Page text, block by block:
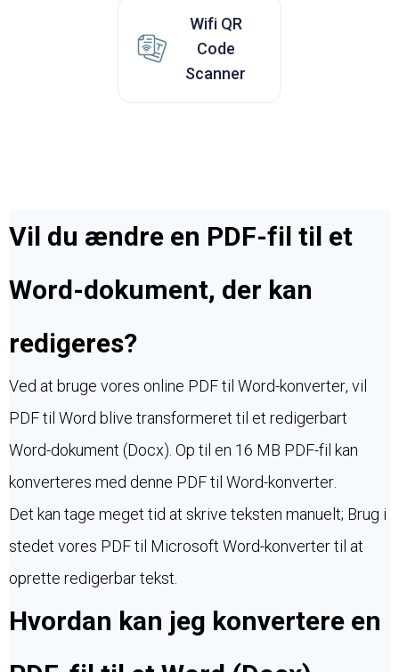
Wifi QR
Code
Scanner
Vil du ændre en PDF-fil til et
Word-dokument, der kan
redigeres?
Ved at bruge vores online PDF til Word-konverter, vil
PDF til Word blive transformeret til et redigerbart
Word-dokument (Docx). Op til en 16 MB PDF-fil kan
konverteres med denne PDF til Word-konverter.
Det kan tage meget tid at skrive teksten manuelt; Brug i
stedet vores PDF til Microsoft Word-konverter til at
oprette redigerbar tekst.
Hvordan kan jeg konvertere en